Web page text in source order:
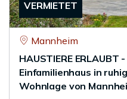
VERMIETET
Mannheim
HAUSTIERE ERLAUBT
Einfamilienhaus in
Wohnlage von